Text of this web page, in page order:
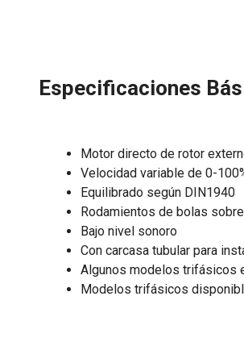
Especificaciones
Motor directo de rotor
Velocidad variable de 0-
Equilibrado según DIN1940
Rodamientos de bolas
Bajo nivel sonoro
Con carcasa tubular para
Algunos modelos trifásicos
Modelos trifásicos